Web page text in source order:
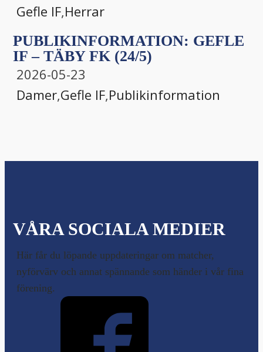
Gefle IF,Herrar
PUBLIKINFORMATION: GEFLE
IF – TÄBY FK (24/5)
2026-05-23
Damer,Gefle IF,Publikinformation
VÅRA SOCIALA MEDIER
Här får du löpande uppdateringar om matcher,
nyförvärv och annat spännande som händer i vår fina
förening.